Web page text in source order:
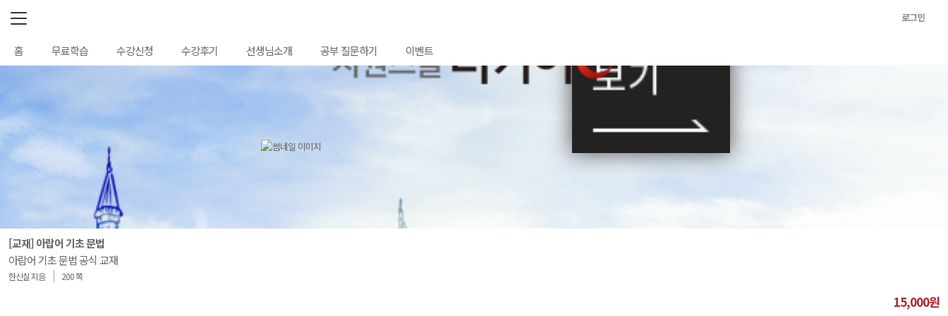
인
로그인
홈 무료학습 수강신청 수강후기 선생님소개 공부 질문하기 이벤트
[교재] 아랍어 기초 문법
아랍어 기초 문법 공식 교재
한신실 지음 200 쪽
15,000원